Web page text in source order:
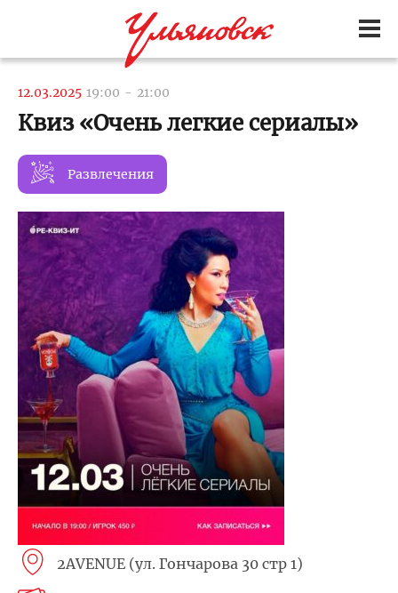
12.03.2025 19:00 - 21:00
Квиз «Очень легкие сериалы»
Развлечения
2AVENUE (ул. Гончарова 30 стр 1)